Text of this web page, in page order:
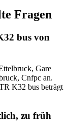
Fragen
bus von
Gare
Cnfpc an.
K32 bus beträgt
zu früh